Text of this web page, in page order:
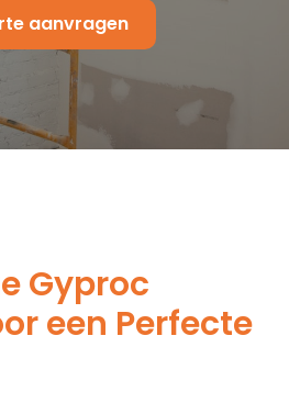
aanvragen
Gyproc
een Perfecte